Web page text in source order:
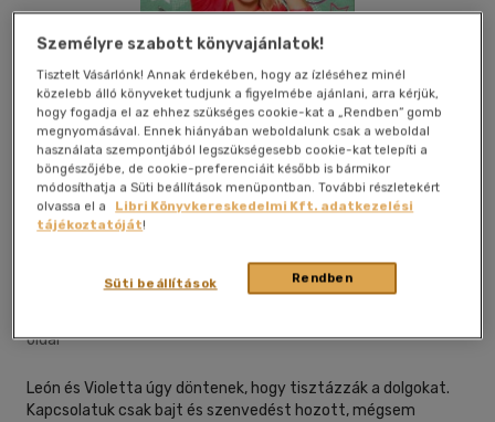
Kívánságlistához adom
oldal
León és Violetta úgy döntenek, hogy tisztázzák a dolgokat.
Kapcsolatuk csak bajt és szenvedést hozott, mégsem
Személyre szabott könyvajánlatok!
Tisztelt Vásárlónk! Annak érdekében, hogy az ízléséhez minél
közelebb álló könyveket tudjunk a figyelmébe ajánlani, arra kérjük,
hogy fogadja el az ehhez szükséges cookie-kat a „Rendben” gomb
megnyomásával. Ennek hiányában weboldalunk csak a weboldal
használata szempontjából legszükségesebb cookie-kat telepíti a
böngészőjébe, de cookie-preferenciáit később is bármikor
módosíthatja a Süti beállítások menüpontban. További részletekért
olvassa el a
Libri Könyvkereskedelmi Kft. adatkezelési
tájékoztatóját!
Rendben
Süti beállítások